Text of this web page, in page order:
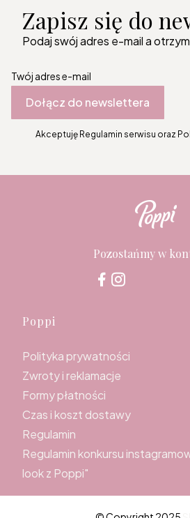
Zapisz się do
Podaj swój adres e-mail a
Twój adres e-mail
Dołącz do newslettera
Akceptuję Regulamin serwisu oraz
Pozostańmy w
Linki w stopce
Poppi
Polityka prywatności
Zwroty i reklamacje
Formy płatności
Czas i koszt dostawy
Regulamin
Regulamin konkursu
look z Poppi"